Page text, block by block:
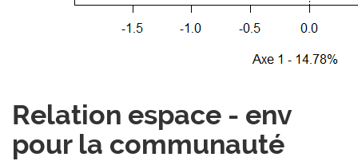
Relation espace - env
pour la communauté